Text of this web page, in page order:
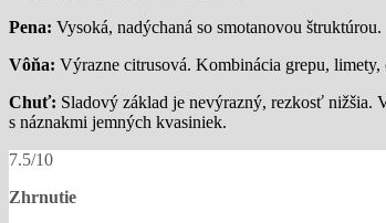
Pena: Vysoká, nadýchaná so smotanovou štruktúrou.
Vôňa: Výrazne citrusová. Kombinácia grepu,
Chuť: Sladový základ je nevýrazný, rezkosť nižšia.
s náznakmi jemných kvasiniek.
7.5/10
Zhrnutie